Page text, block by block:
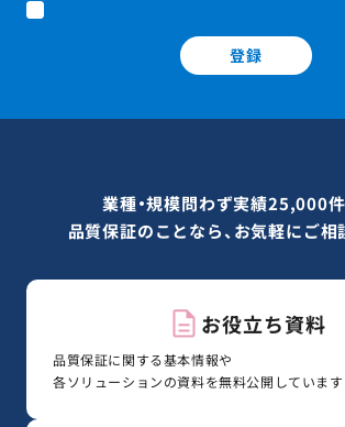
登録
業種・規模問わず実績25,000件
品質保証のことなら、お気軽にご相
お役立ち資料
品質保証に関する基本情報や
各ソリューションの資料を無料公開しています